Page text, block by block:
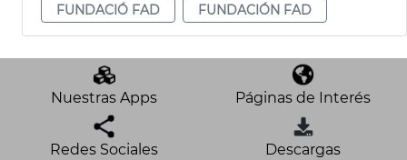
FUNDACIÓ FAD
FUNDACIÓN FAD
Nuestras Apps Páginas de Interés
Redes Sociales Descargas